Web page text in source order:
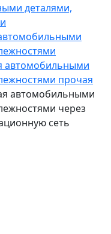
деталями,
автомобильными
прочая
автомобильными
через
сеть